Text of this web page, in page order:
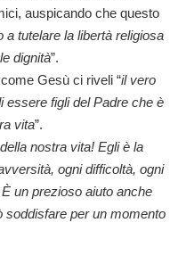
auspicando che questo
a tutelare la libertà religiosa
dignità”.
Gesù ci riveli “il vero
essere figli del Padre che è
vita”.
nostra vita! Egli è la
ogni difficoltà, ogni
un prezioso aiuto anche
soddisfare per un momento